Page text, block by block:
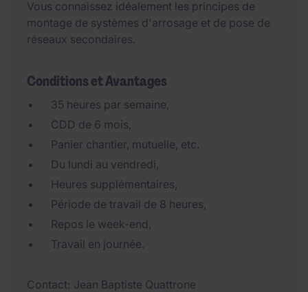
Vous connaissez idéalement les principes de
montage de systèmes d'arrosage et de pose de
réseaux secondaires.
Conditions et Avantages
35 heures par semaine,
CDD de 6 mois,
Panier chantier, mutuelle, etc.
Du lundi au vendredi,
Heures supplémentaires,
Période de travail de 8 heures,
Repos le week-end,
Travail en journée.
Contact Jean Baptiste Quattrone